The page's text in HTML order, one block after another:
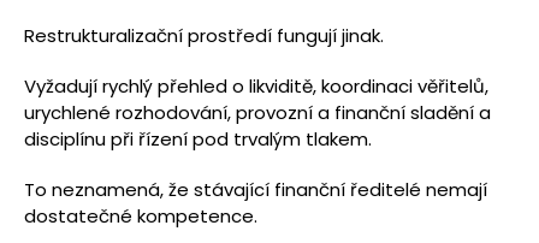
Restrukturalizační prostředí fungují jinak.
Vyžadují rychlý přehled o likviditě, koordinaci věřitelů,
urychlené rozhodování, provozní a finanční sladění a
disciplínu při řízení pod trvalým tlakem.
To neznamená, že stávající finanční ředitelé nemají
dostatečné kompetence.